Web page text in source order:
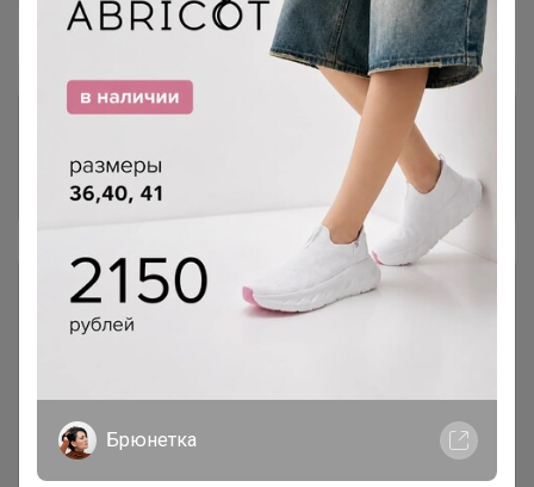
Пристрой 4 лота
Отзывы участников 201
Описание
Ключевые даты
Брюнетка